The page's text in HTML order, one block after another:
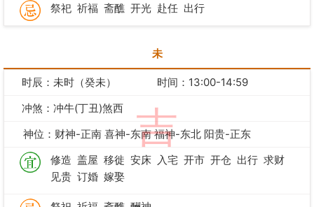
祭祀 祈福 斋醮 开光 赴任 出行
未
吉
时辰：未时（癸未）
时间：13:00-14:59
冲煞：冲牛(丁丑)煞西
神位：财神-正南 喜神-东南 福神-东北 阳贵-正东
修造 盖屋 移徙 安床 入宅 开市 开仓 出行 求财
见贵 订婚 嫁娶